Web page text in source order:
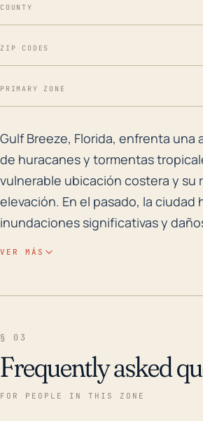
COUNTY
ZIP CODES
PRIMARY ZONE
Gulf Breeze, Florida, enfrenta
Gulf Breeze, Florida, enfrenta una
de huracanes y tormentas
vulnerable ubicación costera y su
elevación. En el pasado, la ciudad
inundaciones significativas y
tormentas. Frecuentemente, la
responsable de la mayoría de las
mortales y destructivas asociadas
VER MÁS
§ 03
Frequently asked
FOR PEOPLE IN THIS ZONE